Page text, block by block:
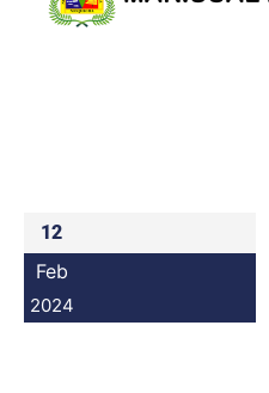
12
Feb
2024